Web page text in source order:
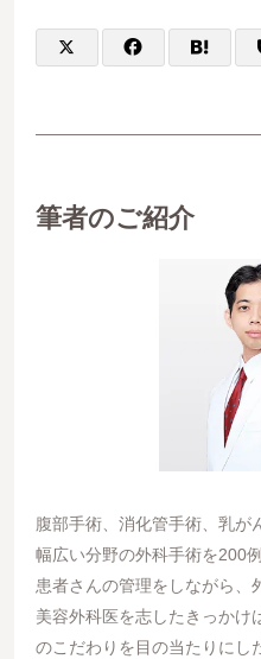
筆者のご紹介
腹部手術、消化管手術、乳が
幅広い分野の外科手術を200
患者さんの管理をしながら、
美容外科医を志したきっかけ
のこだわりを目の当たりにし